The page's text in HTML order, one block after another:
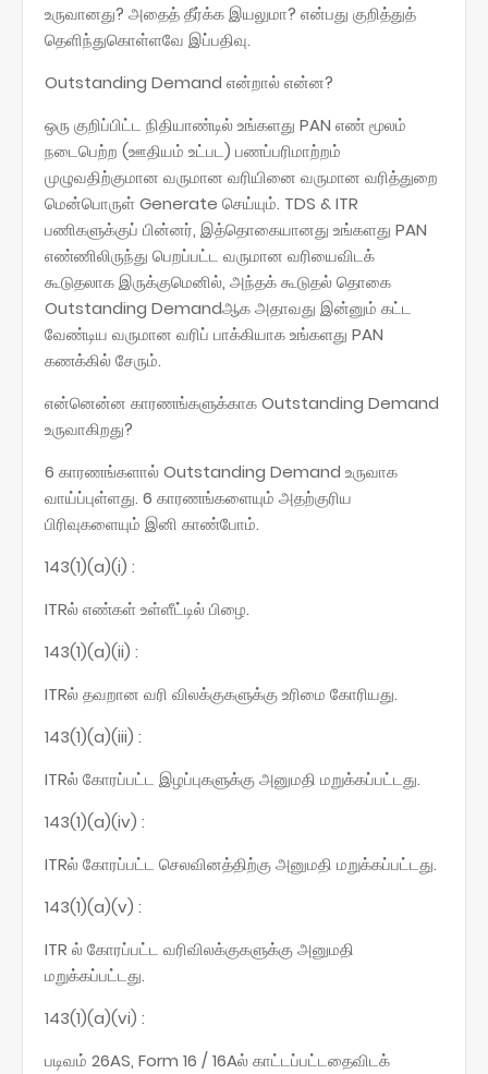
உருவானது? அதைத் தீர்க்க இயலுமா? என்பது குறித்துத்
தெளிந்துகொள்ளவே இப்பதிவு.
Outstanding Demand என்றால் என்ன?
ஒரு குறிப்பிட்ட நிதியாண்டில் உங்களது PAN எண் மூலம்
நடைபெற்ற (ஊதியம் உட்பட) பணப்பரிமாற்றம்
முழுவதிற்குமான வருமான வரியினை வருமான வரித்துறை
மென்பொருள் Generate செய்யும். TDS & ITR
பணிகளுக்குப் பின்னர், இத்தொகையானது உங்களது PAN
எண்ணிலிருந்து பெறப்பட்ட வருமான வரியைவிடக்
கூடுதலாக இருக்குமெனில், அந்தக் கூடுதல் தொகை
Outstanding Demandஆக அதாவது இன்னும் கட்ட
வேண்டிய வருமான வரிப் பாக்கியாக உங்களது PAN
கணக்கில் சேரும்.
என்னென்ன காரணங்களுக்காக Outstanding Demand
உருவாகிறது?
6 காரணங்களால் Outstanding Demand உருவாக
வாய்ப்புள்ளது. 6 காரணங்களையும் அதற்குரிய
பிரிவுகளையும் இனி காண்போம்.
143(1)(a)(i) :
ITRல் எண்கள் உள்ளீட்டில் பிழை.
143(1)(a)(ii) :
ITRல் தவறான வரி விலக்குகளுக்கு உரிமை கோரியது.
143(1)(a)(iii) :
ITRல் கோரப்பட்ட இழப்புகளுக்கு அனுமதி மறுக்கப்பட்டது.
143(1)(a)(iv) :
ITRல் கோரப்பட்ட செலவினத்திற்கு அனுமதி மறுக்கப்பட்டது.
143(1)(a)(v) :
ITR ல் கோரப்பட்ட வரிவிலக்குகளுக்கு அனுமதி
மறுக்கப்பட்டது.
143(1)(a)(vi) :
படிவம் 26AS, Form 16 / 16Aல் காட்டப்பட்டதைவிடக்